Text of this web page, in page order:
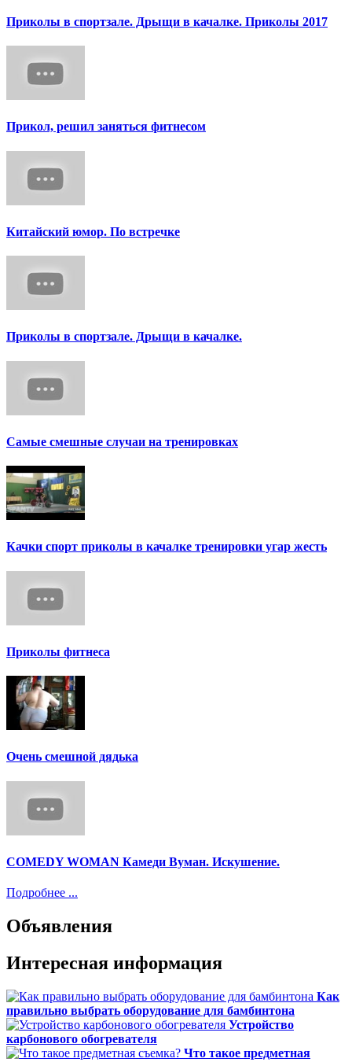
Приколы в спортзале. Дрыщи в качалке. Приколы 2017
Прикол, решил заняться фитнесом
Китайский юмор. По встречке
Приколы в спортзале. Дрыщи в качалке.
Самые смешные случаи на тренировках
Качки спорт приколы в качалке тренировки угар жесть
Приколы фитнеса
Очень смешной дядька
COMEDY WOMAN Камеди Вуман. Искушение.
Подробнее ...
Объявления
Интересная информация
Как
правильно выбрать оборудование для бамбинтона
Устройство
карбонового обогревателя
Что такое предметная